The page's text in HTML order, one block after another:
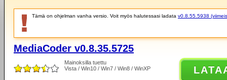
Tämä on ohjelman vanha versio. Voit myös halutessasi ladata v0.8.55.5938
MediaCoder v0.8.35.5725
Mainoksilla tuettu
Vista / Win10 / Win7 / Win8 / WinXP